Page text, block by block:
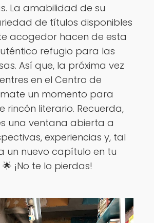
La amabilidad de su
de títulos disponibles
acogedor hacen de esta
refugio para las
Así que, la próxima vez
en el Centro de
un momento para
rincón literario. Recuerda,
una ventana abierta a
experiencias y, tal
un nuevo capítulo en tu
¡No te lo pierdas!